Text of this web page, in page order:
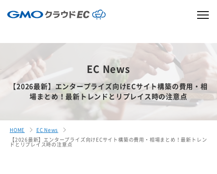
EC News
【2026最新】エンタープライズ向けECサイト構築の費用・相
場まとめ！最新トレンドとリプレイス時の注意点
HOME
EC News
【2026最新】エンタープライズ向けECサイト構築の費用・相場まとめ！最新トレン
ドとリプレイス時の注意点